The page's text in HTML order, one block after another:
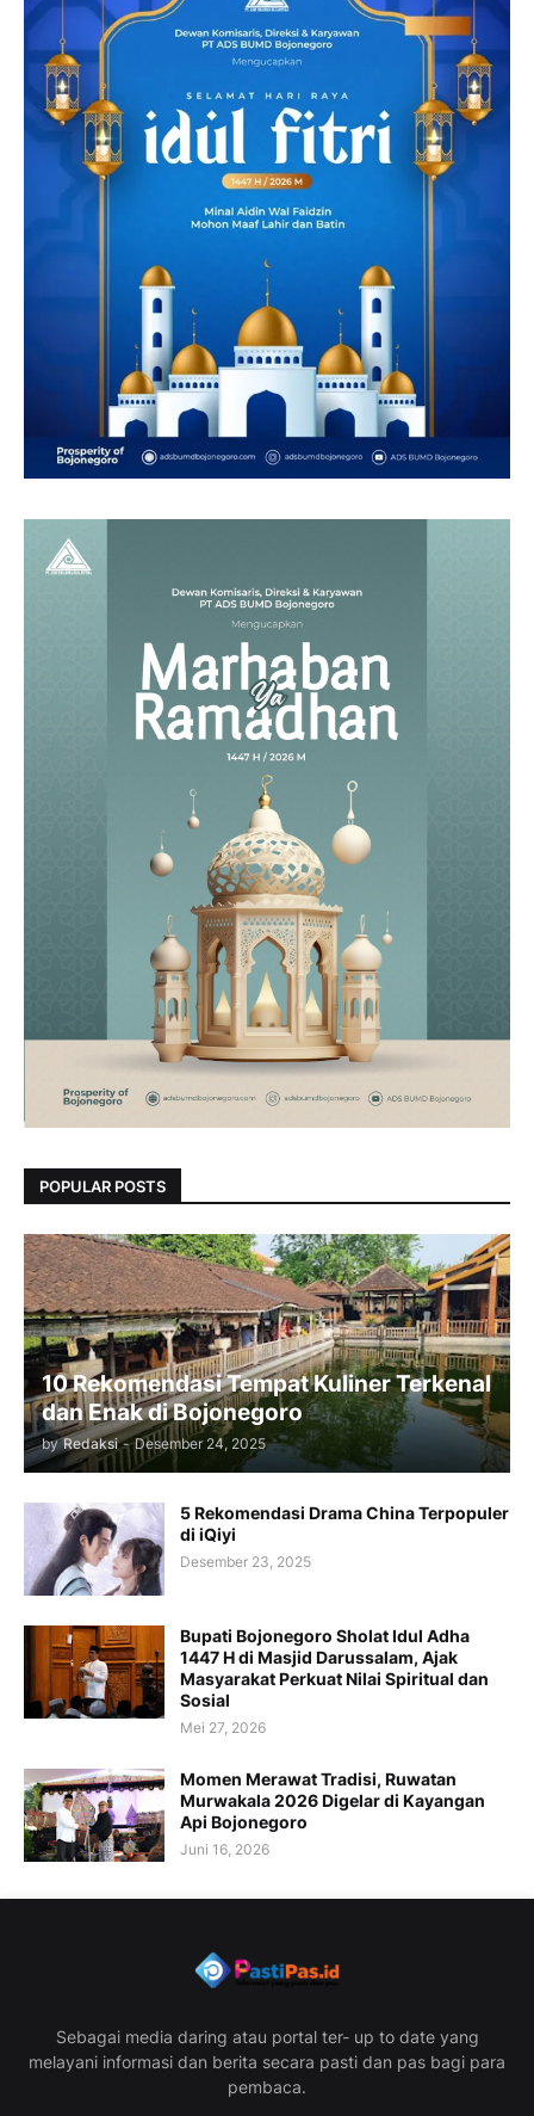
POPULAR POSTS
10 Rekomendasi Tempat Kuliner Terkenal
dan Enak di Bojonegoro
by Redaksi - Desember 24, 2025
5 Rekomendasi Drama China Terpopuler
di iQiyi
Desember 23, 2025
Bupati Bojonegoro Sholat Idul Adha
1447 H di Masjid Darussalam, Ajak
Masyarakat Perkuat Nilai Spiritual dan
Sosial
Mei 27, 2026
Momen Merawat Tradisi, Ruwatan
Murwakala 2026 Digelar di Kayangan
Api Bojonegoro
Juni 16, 2026
Sebagai media daring atau portal ter- up to date yang
melayani informasi dan berita secara pasti dan pas bagi para
pembaca.